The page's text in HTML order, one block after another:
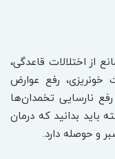
اختلالات قاعدگی،
خونریزی، رفع عوارض
نارسایی تخمدان‌ها
بدانید که درمان
و حوصله دارد.